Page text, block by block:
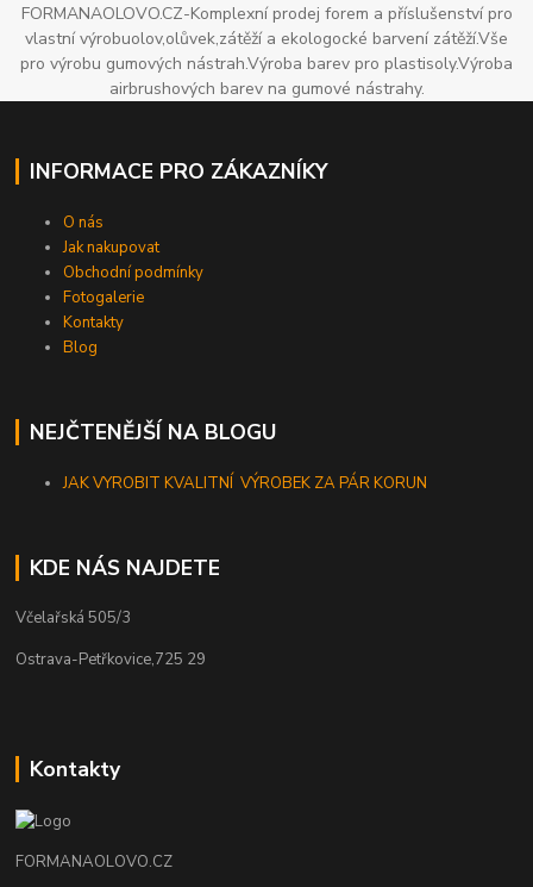
FORMANAOLOVO.CZ-Komplexní prodej forem a příslušenství pro
vlastní výrobuolov,olůvek,zátěží a ekologocké barvení zátěží.Vše
pro výrobu gumových nástrah.Výroba barev pro plastisoly.Výroba
airbrushových barev na gumové nástrahy.
INFORMACE PRO ZÁKAZNÍKY
O nás
Jak nakupovat
Obchodní podmínky
Fotogalerie
Kontakty
Blog
NEJČTENĚJŠÍ NA BLOGU
JAK VYROBIT KVALITNÍ VÝROBEK ZA PÁR KORUN
KDE NÁS NAJDETE
Včelařská 505/3
Ostrava-Petřkovice,725 29
Kontakty
FORMANAOLOVO.CZ